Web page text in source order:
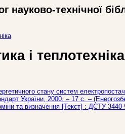
науково-технічної
і
стану систем
України, 2000. – 17 с. –
та визначення [Текст] : ДСТУ